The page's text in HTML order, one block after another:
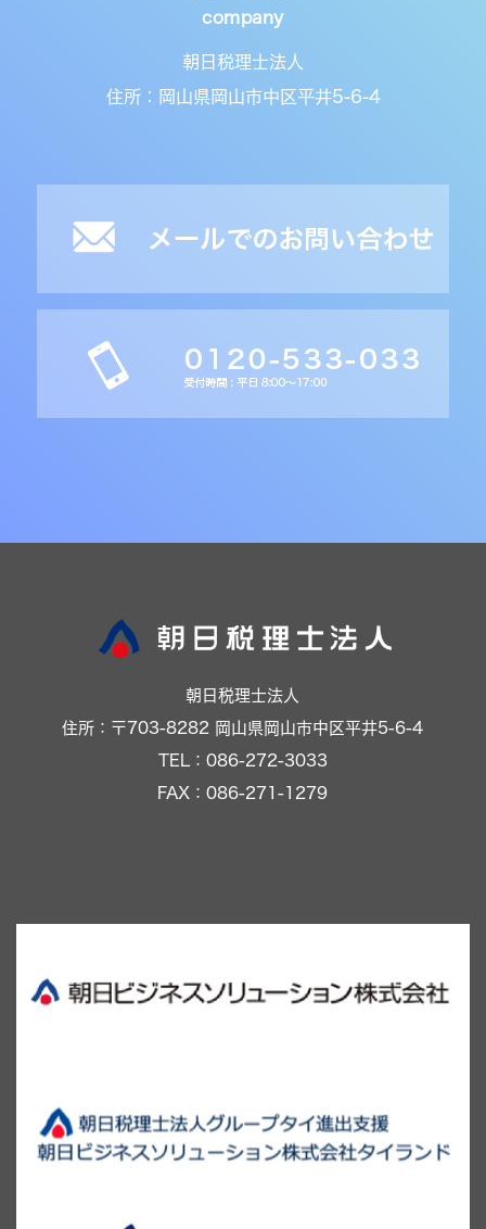
朝日税理士法人
住所：岡山県岡山市中区平井5-6-4
朝日税理士法人
住所：〒703-8282 岡山県岡山市中区平井5-6-4
TEL：086-272-3033
FAX：086-271-1279